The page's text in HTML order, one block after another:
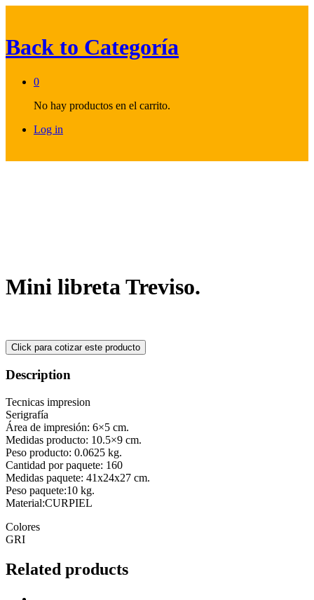
Back to Categoría
0
No hay productos en el carrito.
Log in
Mini libreta Treviso.
Description
Tecnicas impresion
Serigrafía
Área de impresión: 6×5 cm.
Medidas producto: 10.5×9 cm.
Peso producto: 0.0625 kg.
Cantidad por paquete: 160
Medidas paquete: 41x24x27 cm.
Peso paquete:10 kg.
Material:CURPIEL
Colores
GRI
Related products